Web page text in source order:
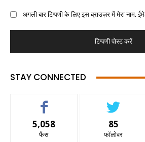
अगली बार टिप्पणी के लिए इस ब्राउज़र में मेरा नाम,
STAY CONNECTED
5,058
फैंस
85
फॉलोवर